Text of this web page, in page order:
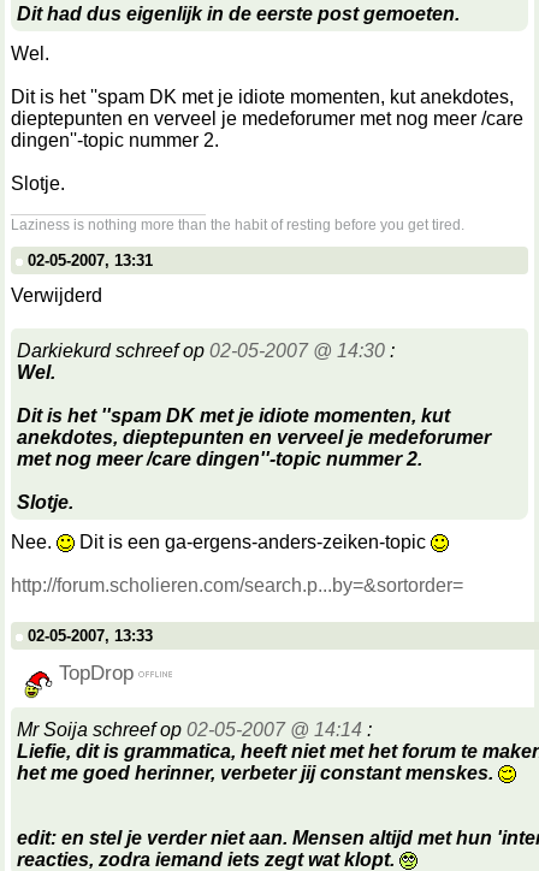
Dit had dus eigenlijk in de eerste post gemoeten.
Wel.
Dit is het ''spam DK met je idiote momenten, kut anekdotes,
dieptepunten en verveel je medeforumer met nog meer /care
dingen''-topic nummer 2.
Slotje.
Laziness is nothing more than the habit of resting before you get tired.
02-05-2007, 13:31
Verwijderd
Darkiekurd schreef op 02-05-2007 @ 14:30 :
Wel.
Dit is het ''spam DK met je idiote momenten, kut
anekdotes, dieptepunten en verveel je medeforumer
met nog meer /care dingen''-topic nummer 2.
Slotje.
Nee.
Dit is een ga-ergens-anders-zeiken-topic
http://forum.scholieren.com/search.p...by=&sortorder=
02-05-2007, 13:33
TopDrop
Mr Soija schreef op 02-05-2007 @ 14:14 :
Liefie, dit is grammatica, heeft niet met het forum te
het me goed herinner, verbeter jij constant menskes.
edit: en stel je verder niet aan. Mensen altijd met hun
reacties, zodra iemand iets zegt wat klopt.